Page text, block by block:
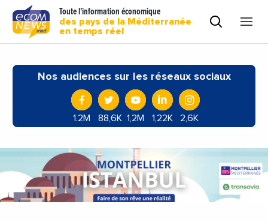
Toute l'information économique
des pays de la Méditerranée
en temps réel
Nos audiences sur les réseaux sociaux
1.2M 88,6K 1,2M 1,22K 2,6K